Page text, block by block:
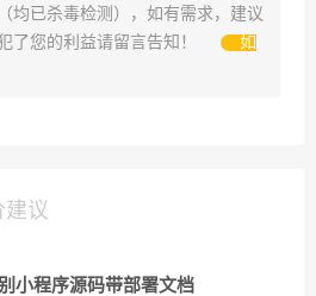
均已杀毒检测），如有需求，建议
了您的利益请留言告知！
如
建议
小程序源码带部署文档